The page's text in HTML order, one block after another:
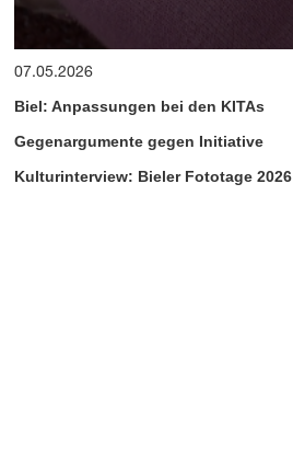
seconds
17
50
90%
07.05.2026
Biel: Anpassungen bei den KITAs
Gegenargumente gegen Initiative
Kulturinterview: Bieler Fototage 2026